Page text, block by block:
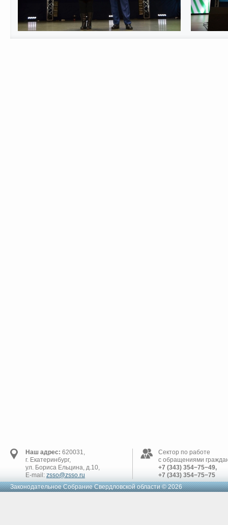
Наш адрес: 620031,
г. Екатеринбург,
ул. Бориса Ельцина, д.10,
E-mail: zsso@zsso.ru
Сектор по работе
с обращениями
+7 (343) 354−75−49,
+7 (343) 354−75−75
Законодательное Cобрание Свердловской области © 2026